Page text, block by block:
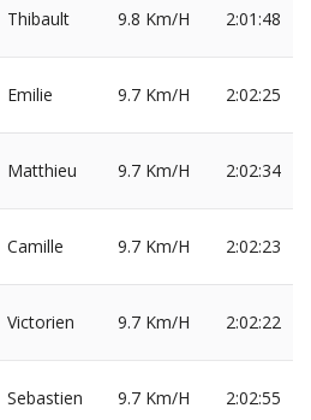
Thibault 9.8 Km/H 2:01:48
Emilie 9.7 Km/H 2:02:25
Matthieu 9.7 Km/H 2:02:34
Camille 9.7 Km/H 2:02:23
Victorien 9.7 Km/H 2:02:22
Sebastien 9.7 Km/H 2:02:55